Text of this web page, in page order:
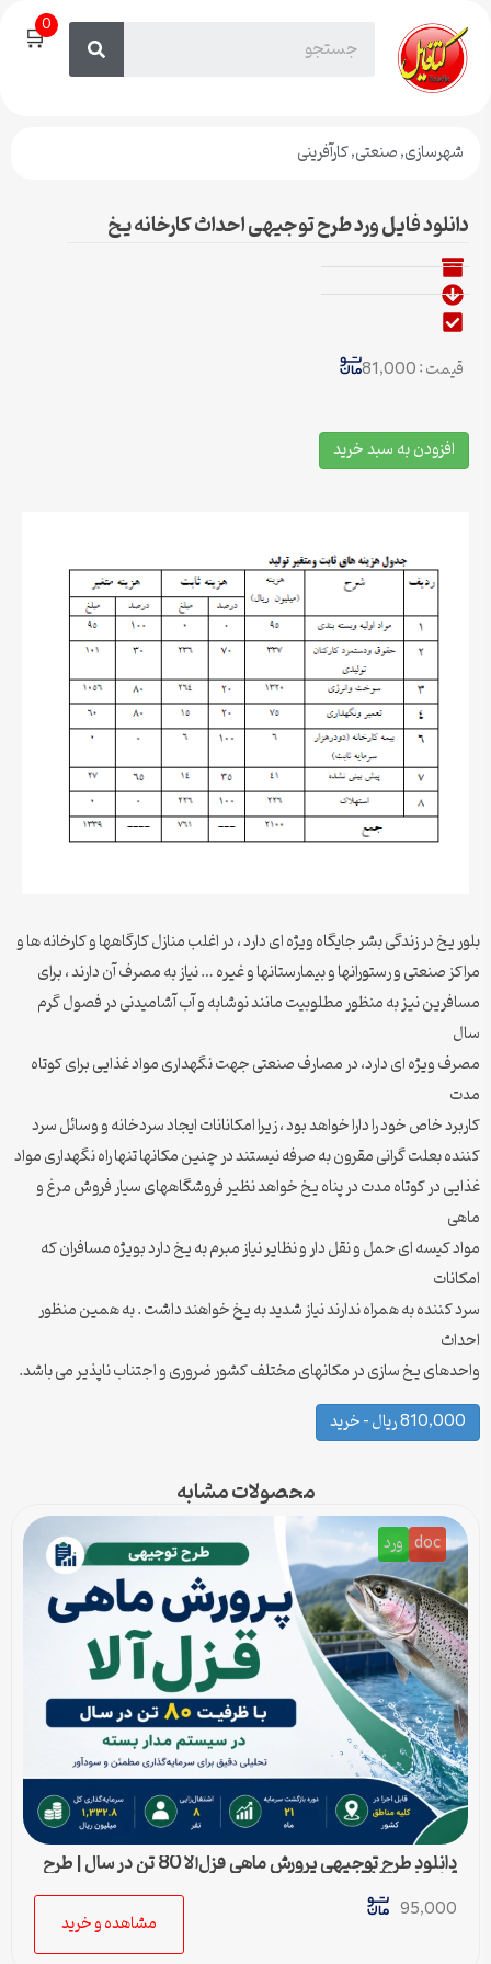
🛒0
شهرسازی,صنعتی,کارآفرینی
دانلود فایل ورد طرح توجیهی احداث کارخانه یخ
قیمت : 81,000
افزودن به سبد خرید
بلور یخ در زندگی بشر جایگاه ویژه ای دارد ، در اغلب منازل کارگاهها و کارخانه ها و
مراکز صنعتی و رستورانها و بیمارستانها و غیره … نیاز به مصرف آن دارند ، برای
مسافرین نیز به منظور مطلوبیت مانند نوشابه و آب آشامیدنی در فصول گرم
سال
مصرف ویژه ای دارد، در مصارف صنعتی جهت نگهداری مواد غذایی برای کوتاه
مدت
کاربرد خاص خود را دارا خواهد بود ، زیرا امکانانات ایجاد سردخانه و وسائل سرد
کننده بعلت گرانی مقرون به صرفه نیستند در چنین مکانها تنها راه نگهداری مواد
غذایی در کوتاه مدت در پناه یخ خواهد نظیر فروشگاههای سیار فروش مرغ و
ماهی
مواد کیسه ای حمل و نقل دار و نظایر نیاز مبرم به یخ دارد بویژه مسافران که
امکانات
سرد کننده به همراه ندارند نیاز شدید به یخ خواهند داشت . به همین منظور
احداث
واحدهای یخ سازی در مکانهای مختلف کشور ضروری و اجتناب ناپذیر می باشد.
810,000 ریال – خرید
محصولات مشابه
doc ورد
دانلود طرح توجیهی پرورش ماهی قزل‌آلا 80 تن در سال | طرح
آماده Word قابل ویرایش
95,000
مشاهده و خرید